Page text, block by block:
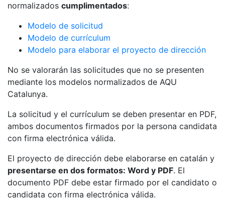
normalizados cumplimentados:
Modelo de solicitud
Modelo de currículum
Modelo para elaborar el proyecto de dirección
No se valorarán las solicitudes que no se presenten
mediante los modelos normalizados de AQU
Catalunya.
La solicitud y el currículum se deben presentar en PDF,
ambos documentos firmados por la persona candidata
con firma electrónica válida.
El proyecto de dirección debe elaborarse en catalán y
presentarse en dos formatos: Word y PDF. El
documento PDF debe estar firmado por el candidato o
candidata con firma electrónica válida.